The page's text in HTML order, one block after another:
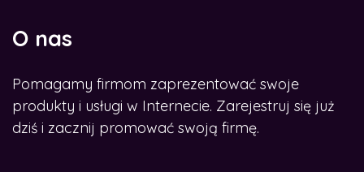
O nas
Pomagamy firmom zaprezentować swoje
produkty i usługi w Internecie. Zarejestruj się już
dziś i zacznij promować swoją firmę.